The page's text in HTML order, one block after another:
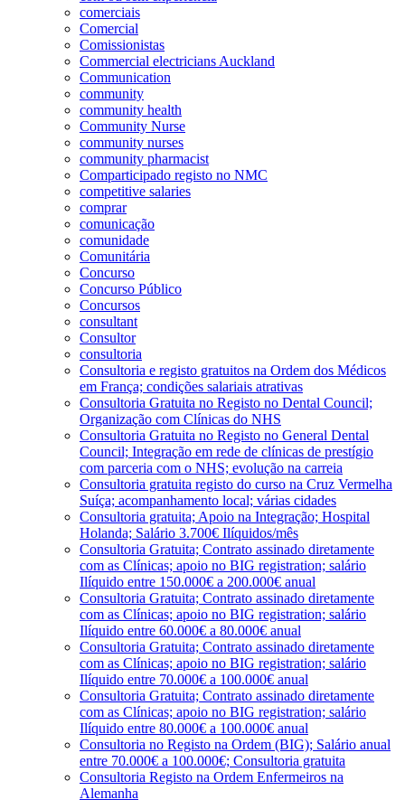
comerciais
Comercial
Comissionistas
Commercial electricians Auckland
Communication
community
community health
Community Nurse
community nurses
community pharmacist
Comparticipado registo no NMC
competitive salaries
comprar
comunicação
comunidade
Comunitária
Concurso
Concurso Público
Concursos
consultant
Consultor
consultoria
Consultoria e registo gratuitos na Ordem dos Médicos
em França; condições salariais atrativas
Consultoria Gratuita no Registo no Dental Council;
Organização com Clínicas do NHS
Consultoria Gratuita no Registo no General Dental
Council; Integração em rede de clínicas de prestígio
com parceria com o NHS; evolução na carreia
Consultoria gratuita registo do curso na Cruz Vermelha
Suíça; acompanhamento local; várias cidades
Consultoria gratuita; Apoio na Integração; Hospital
Holanda; Salário 3.700€ Ilíquidos/mês
Consultoria Gratuita; Contrato assinado diretamente
com as Clínicas; apoio no BIG registration; salário
Ilíquido entre 150.000€ a 200.000€ anual
Consultoria Gratuita; Contrato assinado diretamente
com as Clínicas; apoio no BIG registration; salário
Ilíquido entre 60.000€ a 80.000€ anual
Consultoria Gratuita; Contrato assinado diretamente
com as Clínicas; apoio no BIG registration; salário
Ilíquido entre 70.000€ a 100.000€ anual
Consultoria Gratuita; Contrato assinado diretamente
com as Clínicas; apoio no BIG registration; salário
Ilíquido entre 80.000€ a 100.000€ anual
Consultoria no Registo na Ordem (BIG); Salário anual
entre 70.000€ a 100.000€; Consultoria gratuita
Consultoria Registo na Ordem Enfermeiros na
Alemanha